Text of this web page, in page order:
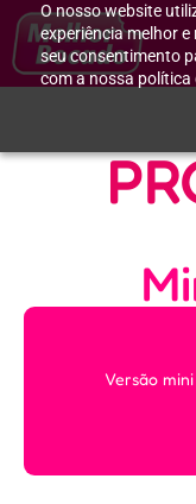
O nosso website
experiência melhor
seu consentimento
com a nossa política
Versão